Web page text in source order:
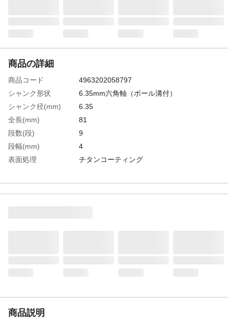
商品の詳細
商品コード
4963202058797
シャンク形状
6.35mm六角軸（ボール溝付）
シャンク径(mm)
6.35
全長(mm)
81
段数(段)
9
段幅(mm)
4
表面処理
チタンコーティング
生産国
日本
商品説明